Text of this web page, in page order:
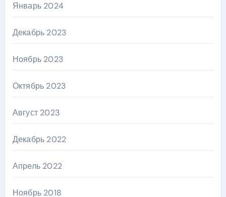
Январь 2024
Декабрь 2023
Ноябрь 2023
Октябрь 2023
Август 2023
Декабрь 2022
Апрель 2022
Ноябрь 2018